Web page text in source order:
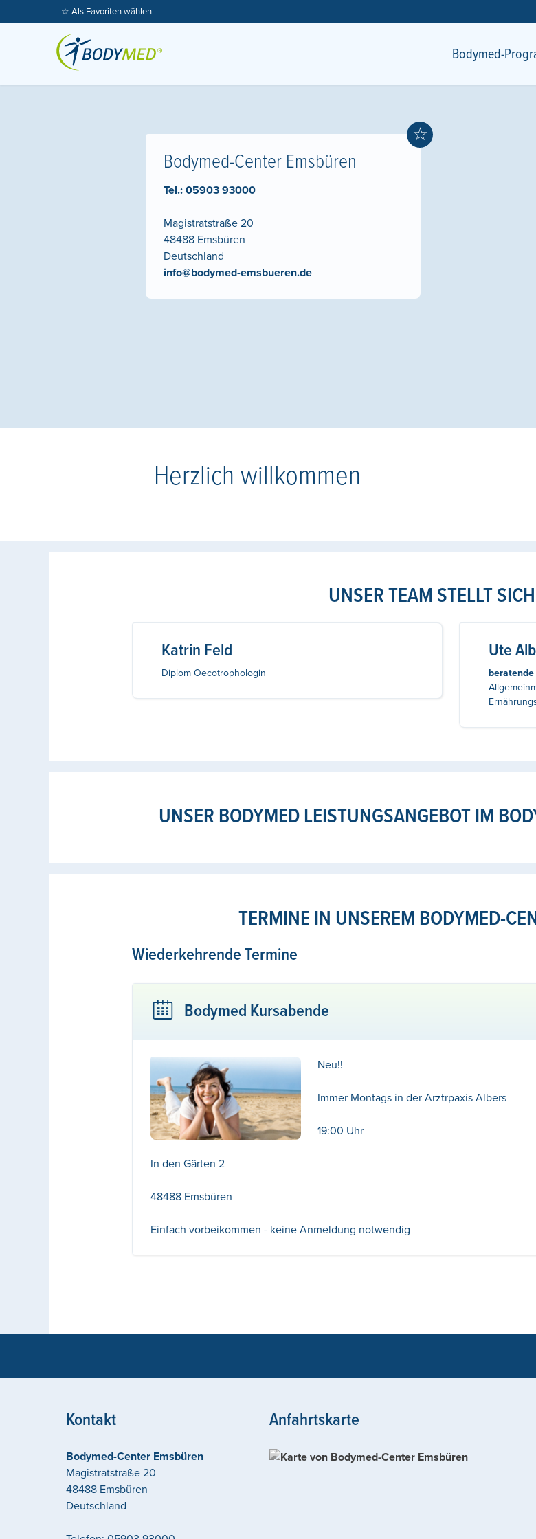
☆ Als Favoriten wählen
Bodymed-
☆
Bodymed-Center Emsbüren
Tel.: 05903 93000
Magistratstraße 20
48488 Emsbüren
Deutschland
info@bodymed-emsbueren.de
Herzlich willkommen
UNSER TEAM STELLT
Katrin Feld
Diplom Oecotrophologin
Ute
UNSER BODYMED LEISTUNGSANGEBOT IM
TERMINE IN UNSEREM BODYMED-
Wiederkehrende Termine
Bodymed Kursabende
Neu!!
Immer Montags in der Arztrpaxis Albers
19:00 Uhr
In den Gärten 2
48488 Emsbüren
Einfach vorbeikommen - keine Anmeldung notwendig
Kontakt
Bodymed-Center Emsbüren
Magistratstraße 20
48488 Emsbüren
Deutschland
Anfahrtskarte